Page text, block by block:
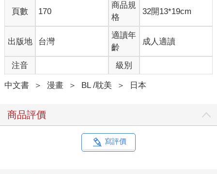
頁數 170
商品規
格
32開13*19cm
出版地 台灣
適讀年
齡
成人適讀
注音 級別
中文書 ＞ 漫畫 ＞ BL /耽美 ＞ 日本
商品評價
寫評價